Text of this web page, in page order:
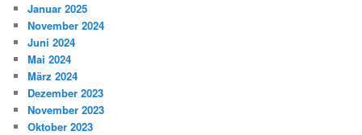
Januar 2025
November 2024
Juni 2024
Mai 2024
März 2024
Dezember 2023
November 2023
Oktober 2023